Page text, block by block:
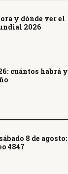
y dónde ver el
2026
cuántos habrá y
8 de agosto:
4847